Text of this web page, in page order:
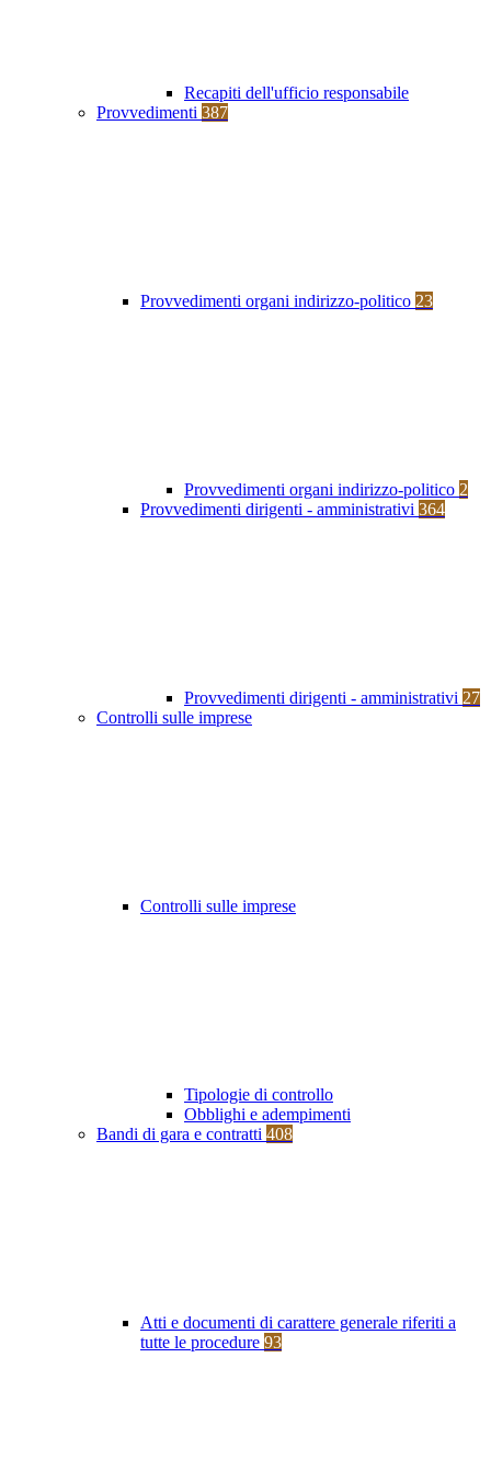
Recapiti dell'ufficio responsabile
Provvedimenti 387
Provvedimenti organi indirizzo-politico 23
Provvedimenti organi indirizzo-politico 2
Provvedimenti dirigenti - amministrativi 364
Provvedimenti dirigenti - amministrativi 27
Controlli sulle imprese
Controlli sulle imprese
Tipologie di controllo
Obblighi e adempimenti
Bandi di gara e contratti 408
Atti e documenti di carattere generale riferiti a
tutte le procedure 93